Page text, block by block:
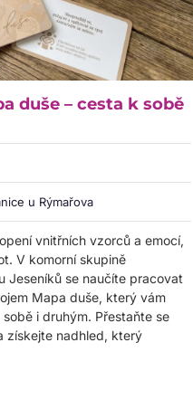
duše – cesta k sobě
u Rýmařova
vnitřních vzorců a emocí,
V komorní skupině
Jeseníků se naučíte pracovat
Mapa duše, který vám
i druhým. Přestaňte se
získejte nadhled, který